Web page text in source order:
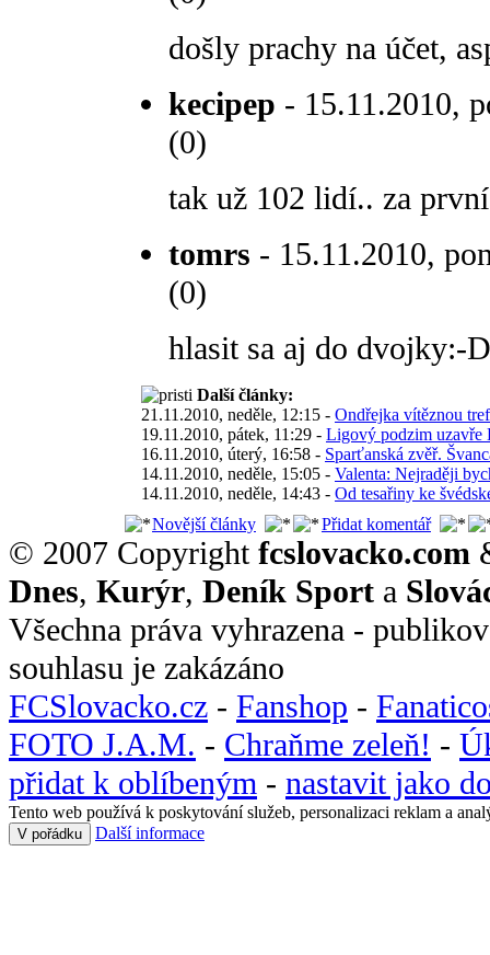
došly prachy na účet,
kecipep - 15.11.2010,
(0)
tak už 102 lidí.. za
tomrs - 15.11.2010,
(0)
hlasit sa aj do dvojky:-D
Další články:
21.11.2010, neděle, 12:15 - Ondřejka vítěznou
19.11.2010, pátek, 11:29 - Ligový podzim uzavře
16.11.2010, úterý, 16:58 - Sparťanská zvěř.
14.11.2010, neděle, 15:05 - Valenta: Nejraději
14.11.2010, neděle, 14:43 - Od tesařiny ke
Novější články
Přidat komentář
© 2007 Copyright fcslovacko.com
Dnes, Kurýr, Deník Sport a
Všechna práva vyhrazena -
souhlasu je zakázáno
FCSlovacko.cz - Fanshop -
FOTO J.A.M. - Chraňme zeleň! -
přidat k oblíbeným - nastavit jako
Tento web používá k poskytování služeb, personalizaci reklam a
V pořádku Další informace